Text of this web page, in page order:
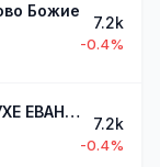
Божие
7.2k
-0.4%
ПРАВОСЛАВНЫЕ БУДНИ В ДУХЕ ЕВАНГЕЛЬСКОГО СЛОВА
7.2k
-0.4%